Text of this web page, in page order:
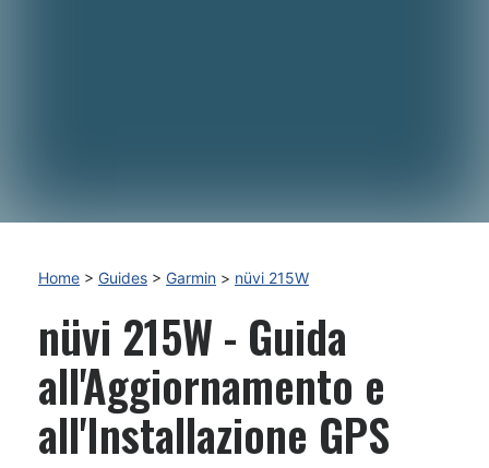
Home > Guides > Garmin > nüvi 215W
nüvi 215W - Guida
all'Aggiornamento e
all'Installazione GPS